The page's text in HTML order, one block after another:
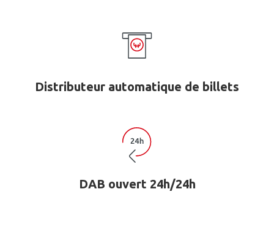
Distributeur automatique de billets
DAB ouvert 24h/24h